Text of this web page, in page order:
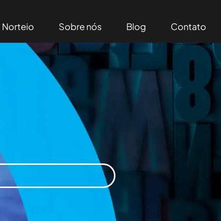
Norteio Sobre nós Blog Contato